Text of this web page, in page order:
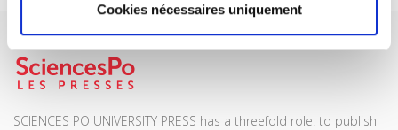
Cookies nécessaires uniquement
SCIENCES PO UNIVERSITY PRESS has a threefold role: to publish